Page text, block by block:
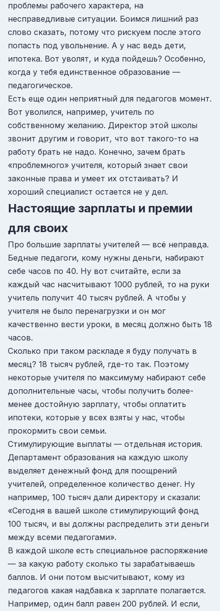
проблемы рабочего характера, на
несправедливые ситуации. Боимся лишний раз
слово сказать, потому что рискуем после этого
попасть под увольнение. А у нас ведь дети,
ипотека. Вот уволят, и куда пойдешь? Особенно,
когда у тебя единственное образование —
педагогическое.
Есть еще один неприятный для педагогов момент.
Вот уволился, например, учитель по
собственному желанию. Директор этой школы
звонит другим и говорит, что вот такого-то на
работу брать не надо. Конечно, зачем брать
«проблемного» учителя, который знает свои
законные права и умеет их отстаивать? И
хороший специалист остается не у дел.
Настоящие зарплаты и премии
для своих
Про большие зарплаты учителей — всё неправда.
Бедные педагоги, кому нужны деньги, набирают
себе часов по 40. Ну вот считайте, если за
каждый час насчитывают 1000 рублей, то на руки
учитель получит 40 тысяч рублей. А чтобы у
учителя не было перенагрузки и он мог
качественно вести уроки, в месяц должно быть 18
часов.
Сколько при таком раскладе я буду получать в
месяц? 18 тысяч рублей, где-то так. Поэтому
некоторые учителя по максимуму набирают себе
дополнительные часы, чтобы получить более-
менее достойную зарплату, чтобы оплатить
ипотеки, которые у всех взяты у нас, чтобы
прокормить свои семьи.
Стимулирующие выплаты — отдельная история.
Департамент образования на каждую школу
выделяет денежный фонд для поощрений
учителей, определенное количество денег. Ну
например, 100 тысяч дали директору и сказали:
«Сегодня в вашей школе стимулирующий фонд
100 тысяч, и вы должны распределить эти деньги
между всеми педагогами».
В каждой школе есть специальное распоряжение
— за какую работу сколько ты зарабатываешь
баллов. И они потом высчитывают, кому из
педагогов какая надбавка к зарплате полагается.
Например, один балл равен 200 рублей. И если,